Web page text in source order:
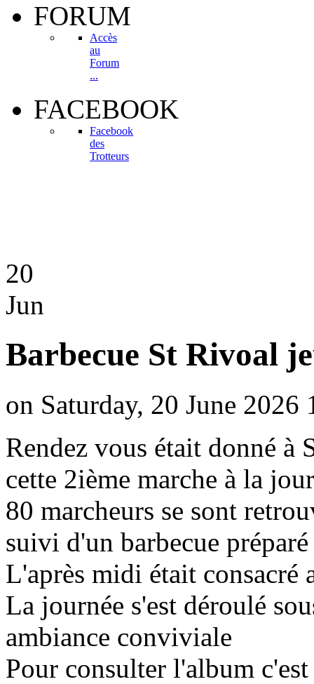
FORUM
Accès
au
Forum
...
FACEBOOK
Facebook
des
Trotteurs
20
Jun
Barbecue St Rivoal
on Saturday, 20 June 2026
Rendez vous était donné
cette 2ième marche à la
80 marcheurs se sont
suivi d'un barbecue
L'après midi était
La journée s'est déroulé
ambiance conviviale
Pour consulter l'album